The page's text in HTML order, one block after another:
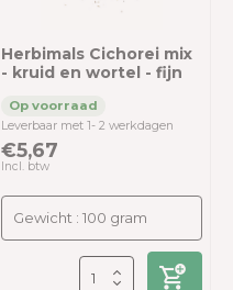
Herbimals Cichorei mix
- kruid en wortel - fijn
Leverbaar met 1- 2 werkdagen
€5,67
Incl. btw